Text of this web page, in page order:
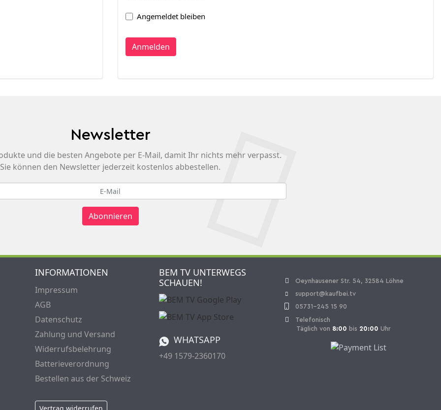
Angemeldet bleiben
Anmelden
Newsletter
und die besten Angebote per E-Mail, damit Ihr nichts mehr verpasst.
Sie können den Newsletter jederzeit kostenlos abbestellen.
Abonnieren
INFORMATIONEN
Impressum
AGB
Datenschutz
Zahlung und Versand
Widerrufsbelehrung
Batterieverordnung
Bestellen aus der Schweiz
BEM TV UNTERWEGS
SCHAUEN!
WHATSAPP
+49 1579-2360170
Oeynhausener Str. 54, 32584 Löhne
support@kaufbei.tv
05731-245 15 90
Telefonisch
Täglich von 8:00 bis 20:00 Uhr